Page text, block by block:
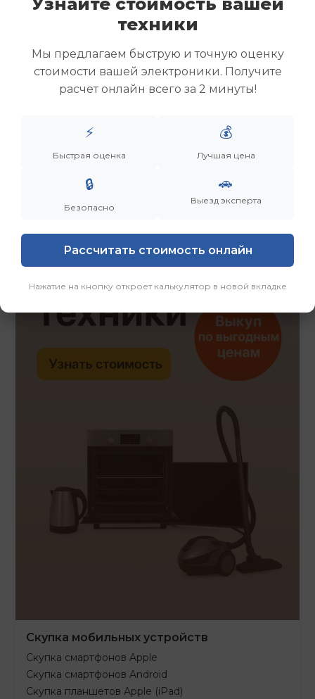
Скупка ноутбуков
Скупка ультрабуков
Скупка рабочих ноутбуков
Скупка старых ноутбуков (б/у)
Скупка внешних жестких дисков
Заказать Смотреть еще
Скупка мобильных устройств
Скупка смартфонов Apple
Скупка смартфонов Android
Скупка планшетов Apple (iPad)
техники
Мы предлагаем быструю и точную оценку
стоимости вашей электроники. Получите
расчет онлайн всего за 2 минуты!
⚡
Быстрая оценка
💰
Лучшая цена
🔒
Безопасно
🚗
Выезд эксперта
Рассчитать стоимость онлайн
Нажатие на кнопку откроет калькулятор в новой вкладке